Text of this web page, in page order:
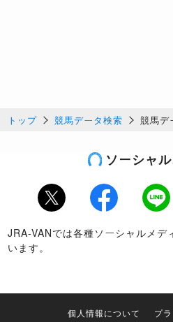
トップ 競馬データ検索 競馬デ
ソーシャ
Twitter Facebook LINE
JRA-VANでは各種ソーシャルメデ
います。
個人情報について プ